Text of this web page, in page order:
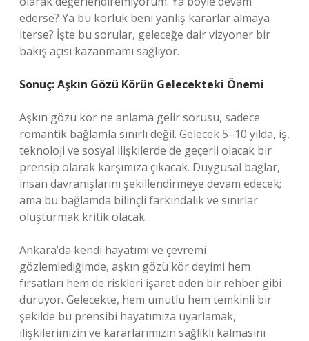
ederse? Ya bu körlük beni yanlış kararlar almaya
iterse? İşte bu sorular, geleceğe dair vizyoner bir
bakış açısı kazanmamı sağlıyor.
Sonuç: Aşkın Gözü Körün Gelecekteki Önemi
Aşkın gözü kör ne anlama gelir sorusu, sadece
romantik bağlamla sınırlı değil. Gelecek 5–10 yılda, iş,
teknoloji ve sosyal ilişkilerde de geçerli olacak bir
prensip olarak karşımıza çıkacak. Duygusal bağlar,
insan davranışlarını şekillendirmeye devam edecek;
ama bu bağlamda bilinçli farkındalık ve sınırlar
oluşturmak kritik olacak.
Ankara’da kendi hayatımı ve çevremi
gözlemlediğimde, aşkın gözü kör deyimi hem
fırsatları hem de riskleri işaret eden bir rehber gibi
duruyor. Gelecekte, hem umutlu hem temkinli bir
şekilde bu prensibi hayatımıza uyarlamak,
ilişkilerimizin ve kararlarımızın sağlıklı kalmasını